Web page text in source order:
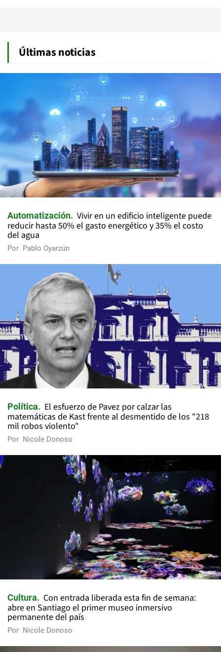
Últimas noticias
Automatización
Vivir en un edificio inteligente puede
reducir hasta 50% el gasto energético y 35% el costo
del agua
Por Pablo Oyarzún
Política
El esfuerzo de Pavez por calzar las
matemáticas de Kast frente al desmentido de los "218
mil robos violento"
Por Nicole Donoso
Cultura
Con entrada liberada esta fin de semana:
abre en Santiago el primer museo inmersivo
permanente del país
Por Nicole Donoso